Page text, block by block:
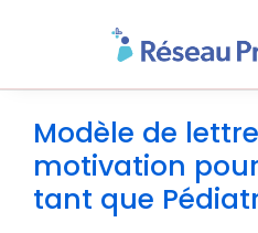
Modèle de
motivation
tant que